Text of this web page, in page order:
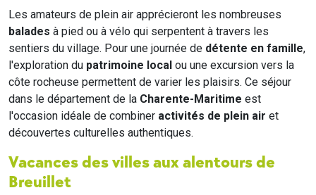
Les amateurs de plein air apprécieront les nombreuses
balades à pied ou à vélo qui serpentent à travers les
sentiers du village. Pour une journée de détente en famille,
l'exploration du patrimoine local ou une excursion vers la
côte rocheuse permettent de varier les plaisirs. Ce séjour
dans le département de la Charente-Maritime est
l'occasion idéale de combiner activités de plein air et
découvertes culturelles authentiques.
Vacances des villes aux alentours de
Breuillet